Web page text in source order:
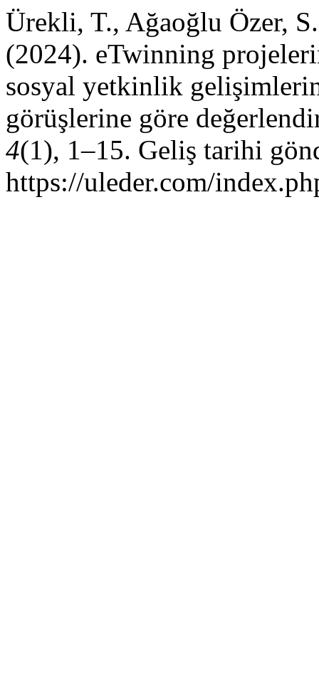
Ürekli, T., Ağaoğlu Özer,
(2024). eTwinning
sosyal yetkinlik
görüşlerine göre
4(1), 1–15. Geliş tarihi
https://uleder.com/